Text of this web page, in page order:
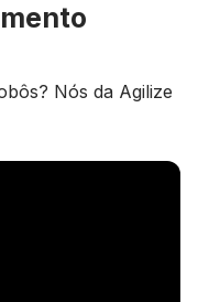
Nós da Agilize